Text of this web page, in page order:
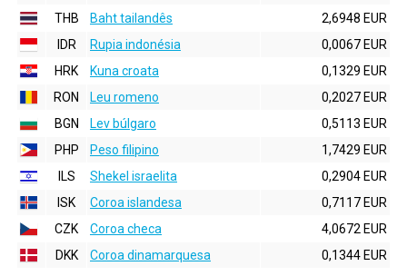
THB
Baht tailandês
2,6948 EUR
IDR
Rupia indonésia
0,0067 EUR
HRK
Kuna croata
0,1329 EUR
RON
Leu romeno
0,2027 EUR
BGN
Lev búlgaro
0,5113 EUR
PHP
Peso filipino
1,7429 EUR
ILS
Shekel israelita
0,2904 EUR
ISK
Coroa islandesa
0,7117 EUR
CZK
Coroa checa
4,0672 EUR
DKK
Coroa dinamarquesa 0,1344 EUR